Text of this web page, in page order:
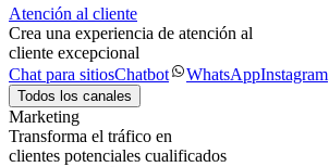
Atención al cliente
Crea una experiencia de atención al
cliente excepcional
Chat para sitiosChatbot WhatsAppInstagram
Todos los canales
Marketing
Transforma el tráfico en
clientes potenciales cualificados